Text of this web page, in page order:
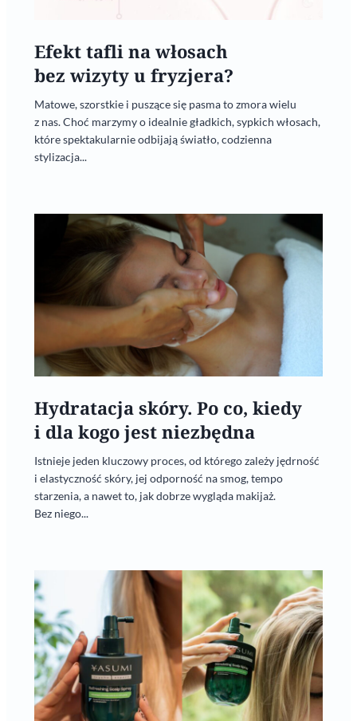
Efekt tafli na włosach
bez wizyty u fryzjera?
Matowe, szorstkie i puszące się pasma to zmora wielu
z nas. Choć marzymy o idealnie gładkich, sypkich włosach,
które spektakularnie odbijają światło, codzienna
stylizacja...
Hydratacja skóry. Po co, kiedy
i dla kogo jest niezbędna
Istnieje jeden kluczowy proces, od którego zależy jędrność
i elastyczność skóry, jej odporność na smog, tempo
starzenia, a nawet to, jak dobrze wygląda makijaż.
Bez niego...